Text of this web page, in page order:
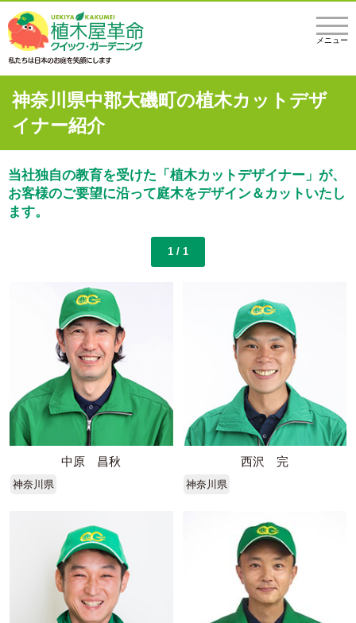
メニュー
神奈川県中郡大磯町の植木カットデザ
イナー紹介
当社独自の教育を受けた「植木カットデザイナー」が、
お客様のご要望に沿って庭木をデザイン＆カットいたし
ます。
1 / 1
中原 昌秋
神奈川県
西沢 完
神奈川県